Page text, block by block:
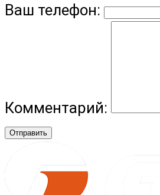
Ваш телефон:
Комментарий:
Отправить